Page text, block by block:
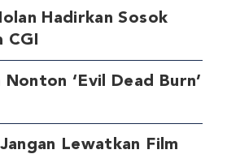
Hadirkan Sosok
‘Evil Dead Burn’
Lewatkan Film